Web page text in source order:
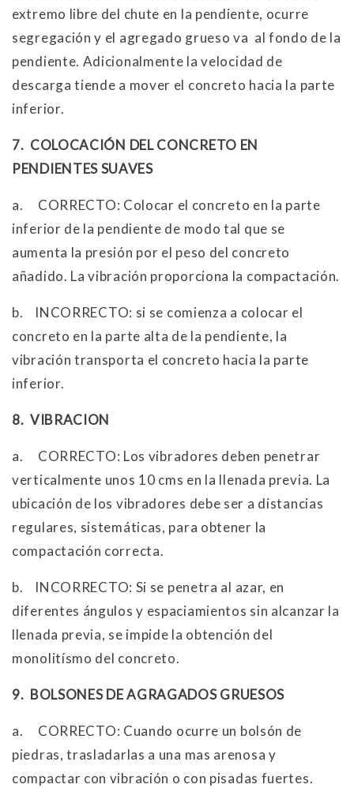
extremo libre del chute en la pendiente, ocurre
segregación y el agregado grueso va al fondo de la
pendiente. Adicionalmente la velocidad de
descarga tiende a mover el concreto hacia la parte
inferior.
7. COLOCACIÓN DEL CONCRETO EN
PENDIENTES SUAVES
a. CORRECTO: Colocar el concreto en la parte
inferior de la pendiente de modo tal que se
aumenta la presión por el peso del concreto
añadido. La vibración proporciona la compactación.
b. INCORRECTO: si se comienza a colocar el
concreto en la parte alta de la pendiente, la
vibración transporta el concreto hacia la parte
inferior.
8. VIBRACION
a. CORRECTO: Los vibradores deben penetrar
verticalmente unos 10 cms en la llenada previa. La
ubicación de los vibradores debe ser a distancias
regulares, sistemáticas, para obtener la
compactación correcta.
b. INCORRECTO: Si se penetra al azar, en
diferentes ángulos y espaciamientos sin alcanzar la
llenada previa, se impide la obtención del
monolitísmo del concreto.
9. BOLSONES DE AGRAGADOS GRUESOS
a. CORRECTO: Cuando ocurre un bolsón de
piedras, trasladarlas a una mas arenosa y
compactar con vibración o con pisadas fuertes.